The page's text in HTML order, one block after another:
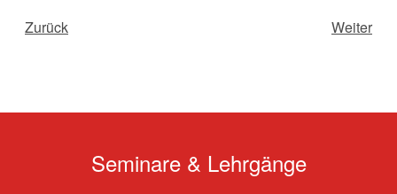
Zurück Weiter
Seminare & Lehrgänge